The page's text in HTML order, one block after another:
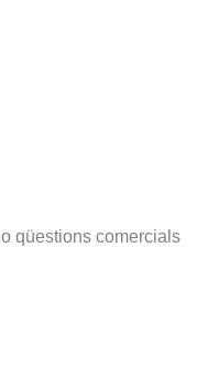
qüestions comercials